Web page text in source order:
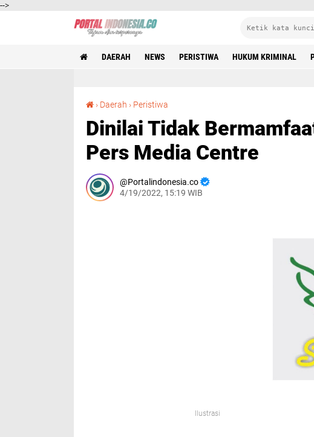
-->
DAERAH NEWS PERISTIWA HUKUM KRIMINAL
› Daerah › Peristiwa
Dinilai Tidak
Pers Media Centre
Portalindonesia.co
4/19/2022, 15:19 WIB
Ilustrasi